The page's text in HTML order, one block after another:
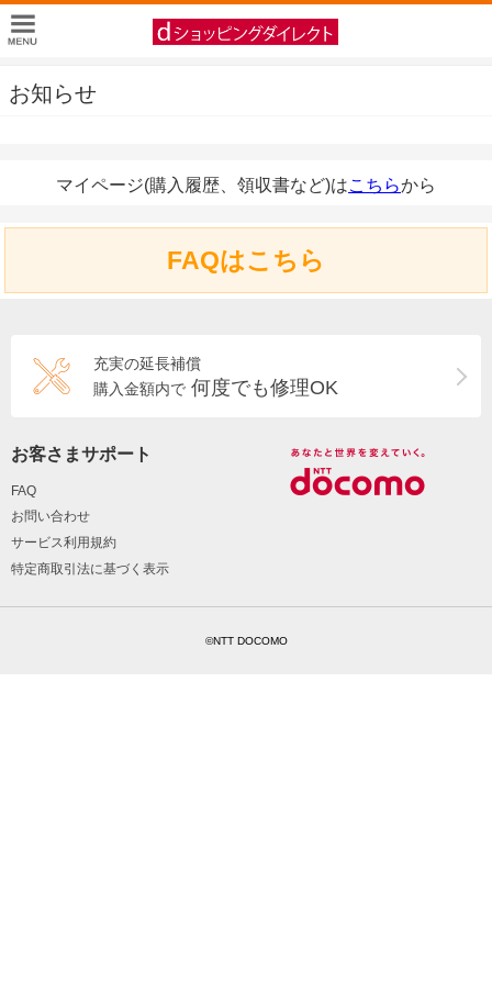
お知らせ
マイページ(購入履歴、領収書など)はこちらから
FAQはこちら
充実の延長補償
購入金額内で 何度でも修理OK
お客さまサポート
FAQ
お問い合わせ
サービス利用規約
特定商取引法に基づく表示
©NTT DOCOMO